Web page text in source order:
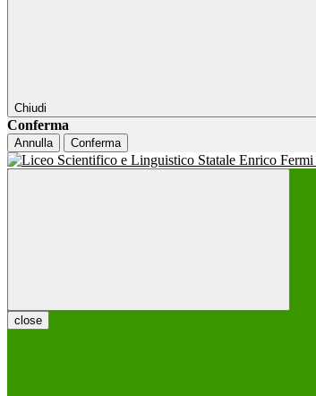
Chiudi
Conferma
Annulla Conferma
close